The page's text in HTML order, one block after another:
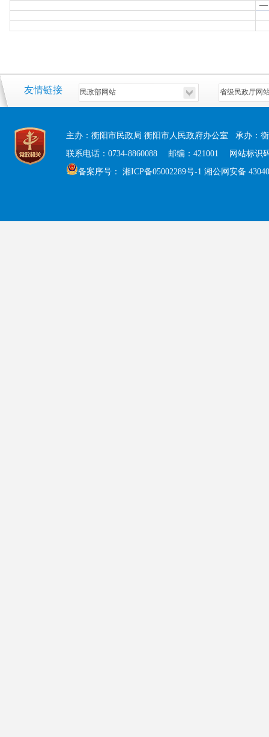
—
友情链接
主办：衡阳市民政局 衡阳市人民政府办公室 承办：
联系电话：0734-8860088 邮编：421001 网站标识
备案序号：
湘ICP备05002289号-1 湘公网安备